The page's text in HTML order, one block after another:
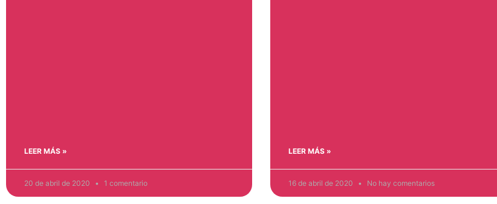
LEER MÁS »
20 de abril de 2020 1 comentario
LEER MÁS »
16 de abril de 2020 No hay comentarios